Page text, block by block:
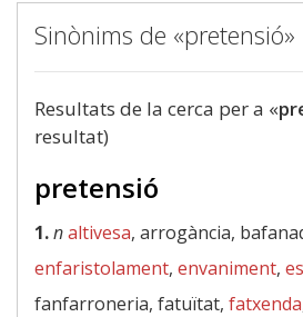
Sinònims de «pretensió»
Resultats de la cerca per a «
resultat)
pretensió
1.naltivesa, arrogància,
enfaristolament, envaniment,
fanfarroneria, fatuïtat, fatxenda